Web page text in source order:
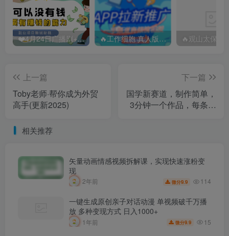
❤️4月24日广播剧+有S剧单期合集 百度： 🔥工作细胞 真人版（2025）【日本/剧情/奇幻】 百度：
上一篇
Toby老师·帮你成为外贸
高手(更新2025)
下一篇
国学新赛道，制作简单，
3分钟一个作品，每条作
相关推荐
矢量动画情感视频拆解课，实现快速涨粉变
现
2年前 微分9.9 114
一键生成原创亲子对话动漫 单视频破千万播
放 多种变现方式 日入1000+
1年前 微分9.9 15